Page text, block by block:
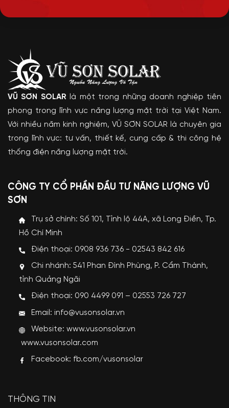
VŨ SƠN SOLAR là một trong những doanh nghiệp tiên
phong trong lĩnh vực năng lượng mặt trời tại Việt Nam.
Với nhiều năm kinh nghiệm, VŨ SƠN SOLAR là chuyên gia
trong lĩnh vực: tư vấn, thiết kế, cung cấp & thi công hệ
thống điện năng lượng mặt trời.
CÔNG TY CỔ PHẦN ĐẦU TƯ NĂNG LƯỢNG VŨ
SƠN
Trụ sở chính: Số 101, Tỉnh lộ 44A, xã Long Điền, Tp.
Hồ Chí Minh
Điện thoại: 0908 936 736 - 02543 842 616
Chi nhánh: 541 Phan Đình Phùng, P. Cẩm Thành,
tỉnh Quảng Ngãi
Điện thoại: 090 4499 091 – 02553 726 727
Email: info@vusonsolar.vn
Website:www.vusonsolar.vn
www.vusonsolar.com
Facebook: fb.com/vusonsolar
THÔNG TIN